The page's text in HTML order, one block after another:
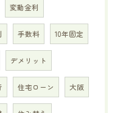
変動金利
手数料 10年固定
デメリット
住宅ローン 大阪